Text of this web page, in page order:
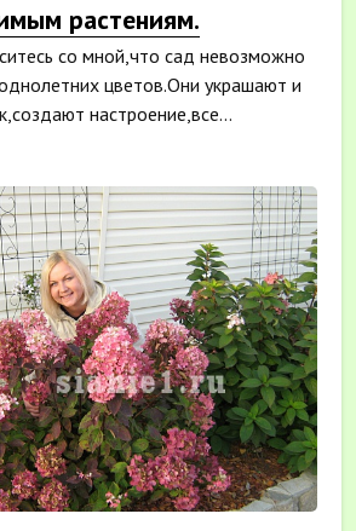
растениям.
со мной,что сад невозможно
цветов.Они украшают и
настроение,все...